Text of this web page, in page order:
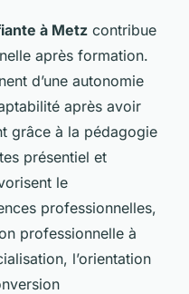
à Metz contribue
après formation.
d’une autonomie
après avoir
grâce à la pédagogie
présentiel et
le
professionnelles,
professionnelle à
l’orientation